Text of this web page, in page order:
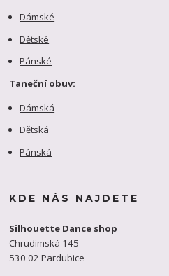
Dámské
Dětské
Pánské
Taneční obuv:
Dámská
Dětská
Pánská
KDE NÁS NAJDETE
Silhouette Dance shop
Chrudimská 145
530 02 Pardubice